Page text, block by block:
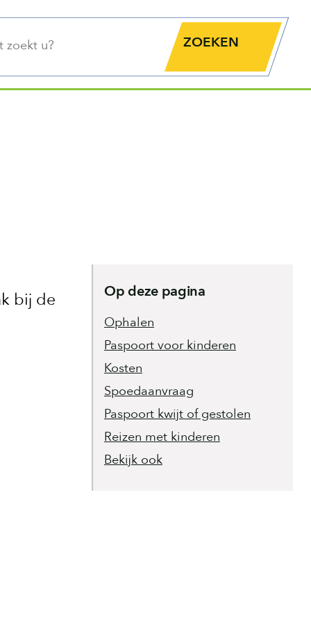
Zoekknop
bij de
Op deze pagina
Ophalen
Paspoort voor kinderen
Kosten
Spoedaanvraag
Paspoort kwijt of gestolen
Reizen met kinderen
Bekijk ook